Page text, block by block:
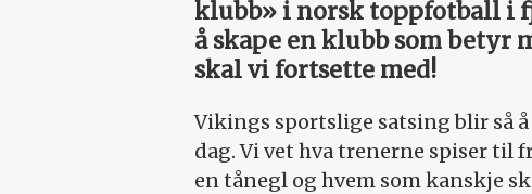
klubb» i norsk toppfotball i
å skape en klubb som betyr
skal vi fortsette med!
Vikings sportslige satsing blir så
dag. Vi vet hva trenerne spiser til
en tånegl og hvem som kanskje